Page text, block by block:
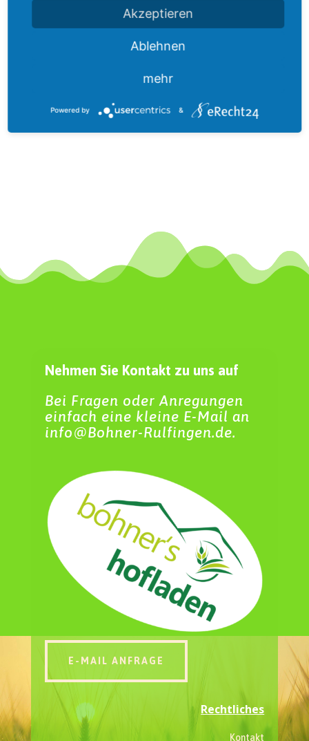
Nehmen Sie Kontakt zu uns auf
Bei Fragen oder Anregungen
einfach eine kleine E-Mail an
info@Bohner-Rulfingen.de.
E-MAIL ANFRAGE
Rechtliches
Kontakt
Akzeptieren
Ablehnen
mehr
Powered by &